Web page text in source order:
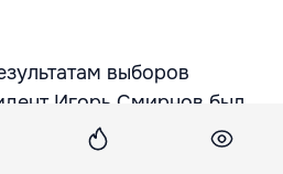
выборов
Игорь Смирнов был
82,4% голосов.